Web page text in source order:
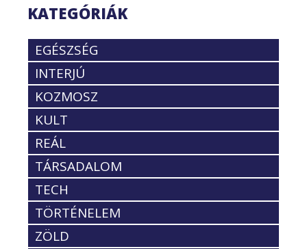
KATEGÓRIÁK
EGÉSZSÉG
INTERJÚ
KOZMOSZ
KULT
REÁL
TÁRSADALOM
TECH
TÖRTÉNELEM
ZÖLD